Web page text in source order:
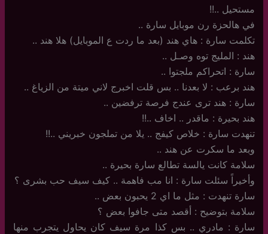
مستحيل ..!!
في هالحزة رن موبايل سارة ..
تكلمت سارة : هاي هند (بعد ما ردت ع الموبايل) هلا هند ..
هند : المليج توه وصـل ..
سارة : اتحراكم ملجتوا ..
هند برعب : لا بعدنا .. بس قلت اخبرج لاني ميتة من الزياغ ..
سارة : هند ترى عندج فرصة ترفضين ..
هند بحيرة : ماقدر .. اخاف ..!!
تنهدت سارة : خلاص كيفج .. يلا من تملجون خبريني ..!!
وبعد ما سكرت عن هند ..
سلامة كانت يالسة تطالع سارة بحيرة ..
وأخيراً سئلت سارة : انا مب فاهمة .. كيف سيف حب بشرى ؟
سارة تنهدت : مثل ما اي 2 يحبون بعض ..
سلامة بتوضيح : أقصد متى جافوا بعض ؟
سارة : مادري .. بس كذا مرة سيف كان يحاول يتجرب منها